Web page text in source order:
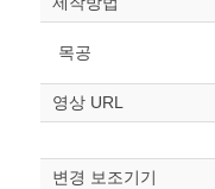
목공
영상 URL
변경 보조기기